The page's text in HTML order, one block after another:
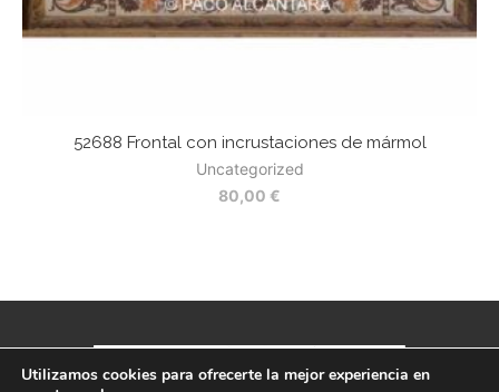
52688 Frontal con incrustaciones de mármol
Uncategorized
80,00 €
Utilizamos cookies para ofrecerte la mejor experiencia en